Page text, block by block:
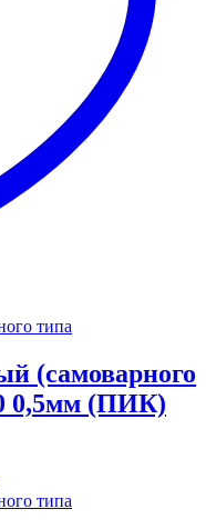
типа
(самоварного
0,5мм (ПИК)
типа